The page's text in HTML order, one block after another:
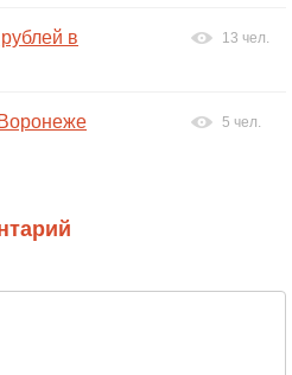
в
13 чел.
5 чел.